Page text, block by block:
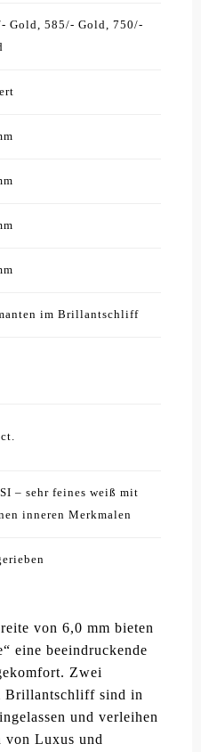
Gold, 585/- Gold, 750/-
im Brillantschliff
– sehr feines weiß mit
inneren Merkmalen
von 6,0 mm bieten
eine beeindruckende
Zwei
Brillantschliff sind in
und verleihen
von Luxus und